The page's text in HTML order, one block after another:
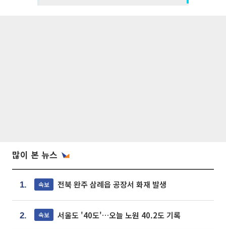
많이 본 뉴스
1. 속보 전북 완주 삼례읍 공장서 화재 발생
2. 속보 서울도 '40도'…오늘 노원 40.2도 기록